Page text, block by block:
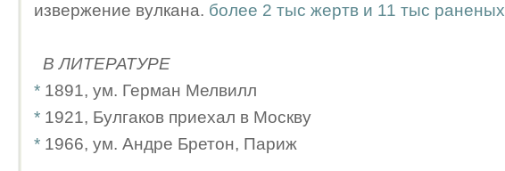
извержение вулкана. более 2 тыс жертв и 11 тыс раненых
В ЛИТЕРАТУРЕ
* 1891, ум. Герман Мелвилл
* 1921, Булгаков приехал в Москву
* 1966, ум. Андре Бретон, Париж